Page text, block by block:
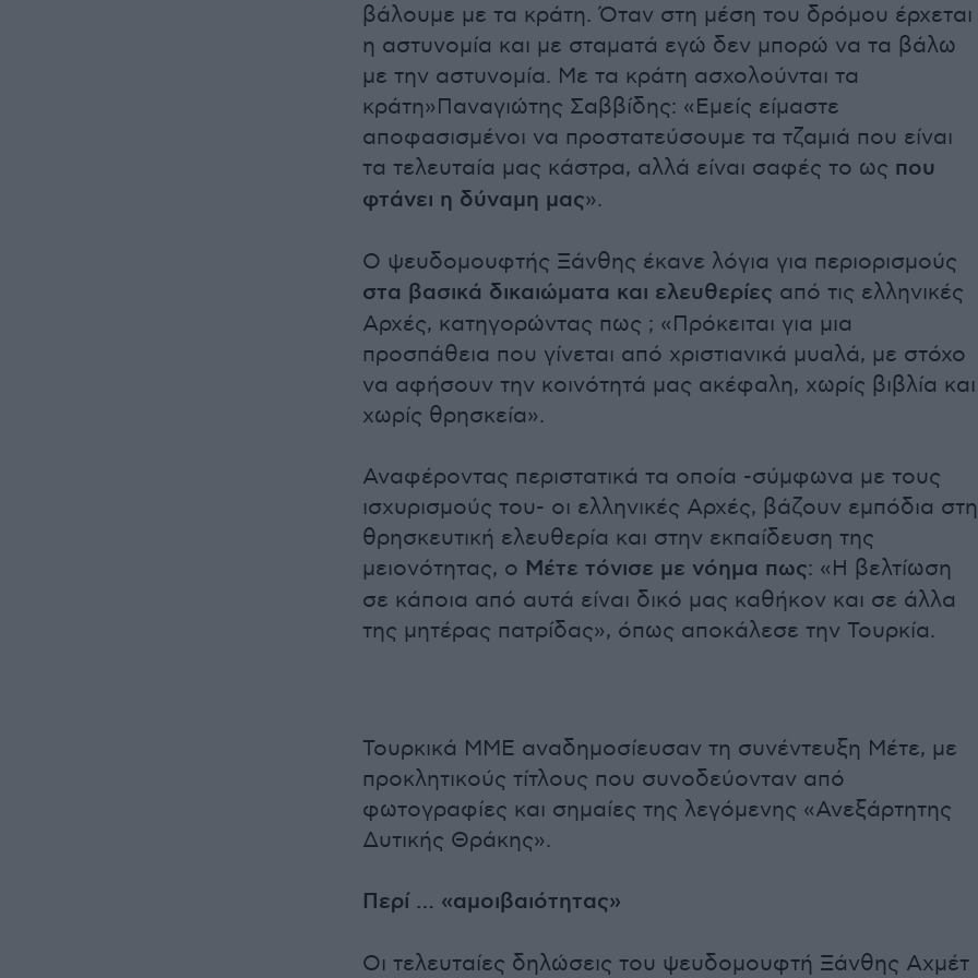
βάλουμε με τα κράτη. Όταν στη μέση του δρόμου έρχεται
η αστυνομία και με σταματά εγώ δεν μπορώ να τα βάλω
με την αστυνομία. Με τα κράτη ασχολούνται τα
κράτη»Παναγιώτης Σαββίδης: «Εμείς είμαστε
αποφασισμένοι να προστατεύσουμε τα τζαμιά που είναι
τα τελευταία μας κάστρα, αλλά είναι σαφές το ως που
φτάνει η δύναμη μας».
Ο ψευδομουφτής Ξάνθης έκανε λόγια για περιορισμούς
στα βασικά δικαιώματα και ελευθερίες από τις ελληνικές
Αρχές, κατηγορώντας πως ; «Πρόκειται για μια
προσπάθεια που γίνεται από χριστιανικά μυαλά, με στόχο
να αφήσουν την κοινότητά μας ακέφαλη, χωρίς βιβλία και
χωρίς θρησκεία».
Αναφέροντας περιστατικά τα οποία -σύμφωνα με τους
ισχυρισμούς του- οι ελληνικές Αρχές, βάζουν εμπόδια στη
θρησκευτική ελευθερία και στην εκπαίδευση της
μειονότητας, ο Μέτε τόνισε με νόημα πως: «Η βελτίωση
σε κάποια από αυτά είναι δικό μας καθήκον και σε άλλα
της μητέρας πατρίδας», όπως αποκάλεσε την Τουρκία.
Τουρκικά ΜΜΕ αναδημοσίευσαν τη συνέντευξη Μέτε, με
προκλητικούς τίτλους που συνοδεύονταν από
φωτογραφίες και σημαίες της λεγόμενης «Ανεξάρτητης
Δυτικής Θράκης».
Περί … «αμοιβαιότητας»
Οι τελευταίες δηλώσεις του ψευδομουφτή Ξάνθης Αχμέτ